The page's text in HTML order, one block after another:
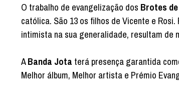
O trabalho de evangelização dos Brotes
católica. São 13 os filhos de Vicente e
intimista na sua generalidade, resultam de
ABanda Jota terá presença garantida
Melhor álbum, Melhor artista e Prémio